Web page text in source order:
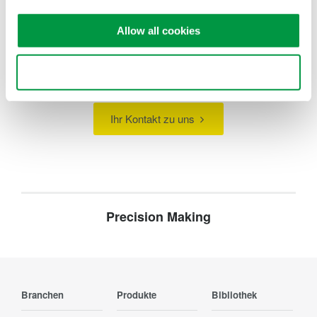
Allow all cookies
Suchen Sie mehr Informationen über unsere
Ihr Kontakt zu uns
Precision Making
Branchen Produkte Bibliothek